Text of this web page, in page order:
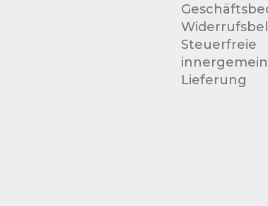
Steuerfreie
Lieferung